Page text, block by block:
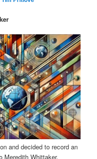
and decided to record an
Meredith Whittaker,